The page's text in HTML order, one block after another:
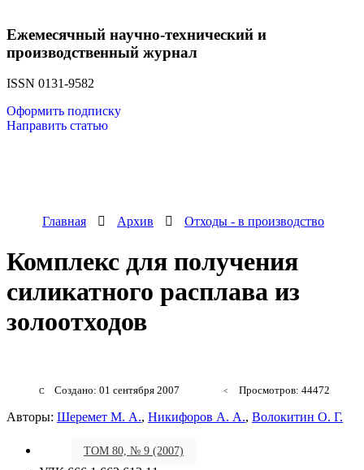
Ежемесячный научно-технический и
производственный журнал
ISSN 0131-9582
Оформить подписку
Направить статью
Главная Архив Отходы - в производство
Комплекс для получения
силикатного расплава из
золоотходов
Создано: 01 сентября 2007 Просмотров: 44472
Авторы: Шеремет М. А., Никифоров А. А., Волокитин О. Г.
ТОМ 80, № 9 (2007)